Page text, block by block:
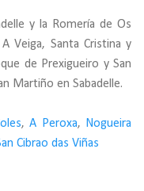
y la Romería de Os
Veiga, Santa Cristina y
de Prexigueiro y San
Martiño en Sabadelle.
, A Peroxa,
Nogueira
Cibrao das Viñas